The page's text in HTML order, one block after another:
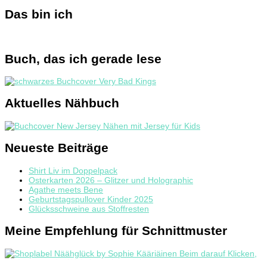
Das bin ich
Buch, das ich gerade lese
Aktuelles Nähbuch
Neueste Beiträge
Shirt Liv im Doppelpack
Osterkarten 2026 – Glitzer und Holographic
Agathe meets Bene
Geburtstagspullover Kinder 2025
Glücksschweine aus Stoffresten
Meine Empfehlung für Schnittmuster